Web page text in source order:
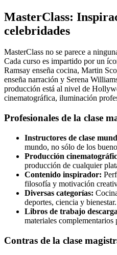
MasterClass:
celebridades
MasterClass no se parece a
Cada curso es impartido por un
Ramsay enseña cocina, Martin
enseña narración y Serena
producción está al nivel de
cinematográfica, iluminación
Profesionales de la clase
Instructores de clase
mundo, no sólo de los
Producción
producción de cualquier
Contenido inspirador:
filosofía y motivación
Diversas categorías:
deportes, ciencia y bienestar.
Libros de trabajo
materiales
Contras de la clase